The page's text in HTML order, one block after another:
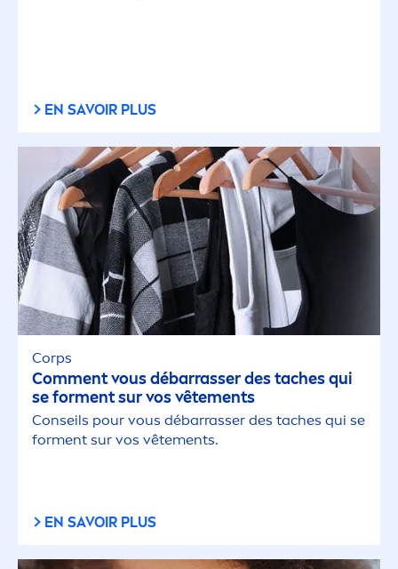
EN SAVOIR PLUS
Corps
Comment vous débarrasser des taches qui
se forment sur vos vêtements
Conseils pour vous débarrasser des taches qui se
forment sur vos vêtements.
EN SAVOIR PLUS